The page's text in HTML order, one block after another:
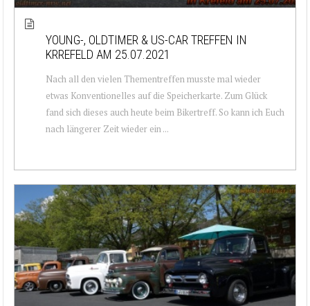
YOUNG-, OLDTIMER & US-CAR TREFFEN IN
KRREFELD AM 25.07.2021
Nach all den vielen Thementreffen musste mal wieder
etwas Konventionelles auf die Speicherkarte. Zum Glück
fand sich dieses auch heute beim Bikertreff. So kann ich Euch
nach längerer Zeit wieder ein ...